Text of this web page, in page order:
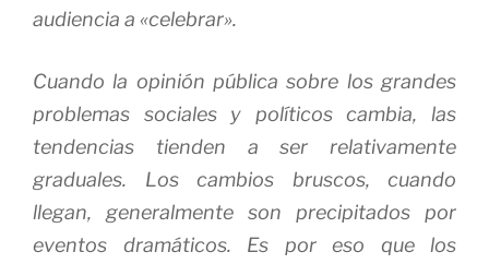
audiencia a «celebrar».
Cuando la opinión pública sobre los grandes
problemas sociales y políticos cambia, las
tendencias tienden a ser relativamente
graduales.
Los cambios bruscos, cuando
llegan, generalmente son precipitados por
eventos dramáticos.
Es por eso que los